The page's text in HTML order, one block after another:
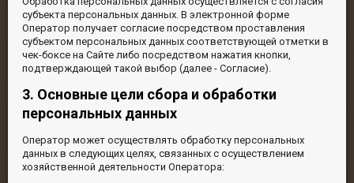
субъекта персональных данных. В электронной форме
Оператор получает согласие посредством проставления
субъектом персональных данных соответствующей отметки в
чек-боксе на Сайте либо посредством нажатия кнопки,
подтверждающей такой выбор (далее - Согласие).
3. Основные цели сбора и обработки
персональных данных
Оператор может осуществлять обработку персональных
данных в следующих целях, связанных с осуществлением
хозяйственной деятельности Оператора: